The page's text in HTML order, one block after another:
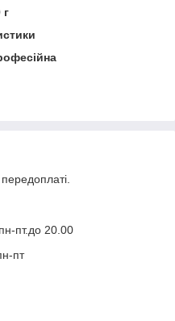
г
пт.до 20.00
пт